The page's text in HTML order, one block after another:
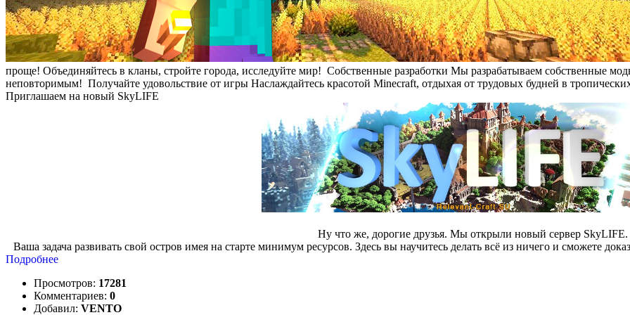
проще! Объединяйтесь в кланы, стройте города, исследуйте мир! Собственные разработки Мы разрабатываем собственные
неповторимым! Получайте удовольствие от игры Наслаждайтесь красотой Minecraft, отдыхая от трудовых будней в
Приглашаем на новый SkyLIFE
Ну что же, дорогие друзья. Мы открыли новый сервер SkyLIFE.
Ваша задача развивать свой остров имея на старте минимум ресурсов. Здесь вы научитесь делать всё из ничего и сможете
Подробнее
Просмотров: 17281
Комментариев: 0
Добавил: VENTO